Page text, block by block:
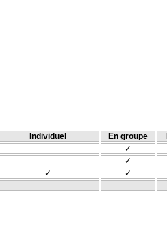
Individuel En groupe
✓
✓
✓ ✓